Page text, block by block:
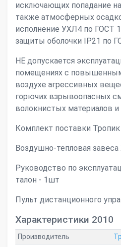
исключающих попадание
также атмосферных
исполнение УХЛ4 по ГОСТ
защиты оболочки IР21 по
НЕ допускается
помещениях с
воздухе агрессивных
горючих взрывоопасных
волокнистых материалов и
Комплект поставки Тропик
Воздушно-тепловая
Руководство по
талон - 1шт
Пульт дистанционного
Характеристики 2010
Производитель